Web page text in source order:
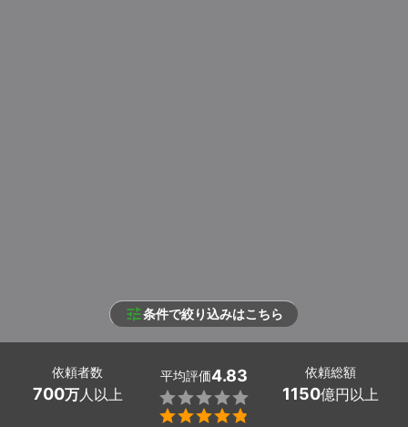
条件で絞り込みはこちら
依頼者数
700万人以上
平均評価4.83


依頼総額
1150億円以上